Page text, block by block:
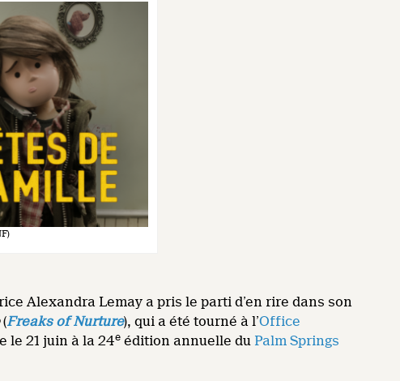
Alexandra Lemay a pris le parti d’en rire dans son
(Freaks of Nurture), qui a été tourné à l’Office
le 21 juin à la 24e édition annuelle du Palm Springs